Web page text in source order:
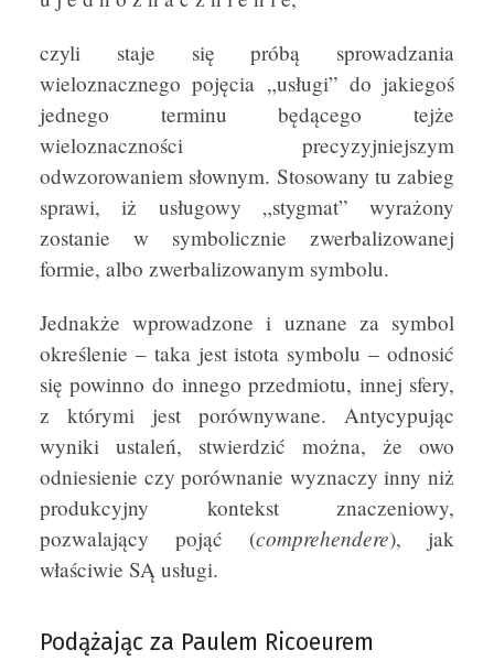
czyli staje się próbą sprowadzania
wieloznacznego pojęcia „usługi” do jakiegoś
jednego terminu będącego tejże
wieloznaczności precyzyjniejszym
odwzorowaniem słownym. Stosowany tu zabieg
sprawi, iż usługowy „stygmat” wyrażony
zostanie w symbolicznie zwerbalizowanej
formie, albo zwerbalizowanym symbolu.
Jednakże wprowadzone i uznane za symbol
określenie – taka jest istota symbolu – odnosić
się powinno do innego przedmiotu, innej sfery,
z którymi jest porównywane. Antycypując
wyniki ustaleń, stwierdzić można, że owo
odniesienie czy porównanie wyznaczy inny niż
produkcyjny kontekst znaczeniowy,
pozwalający pojąć (comprehendere), jak
właściwie SĄ usługi.
Podążając za Paulem Ricoeurem